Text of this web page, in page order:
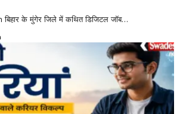
के मुंगेर जिले में कथित डिजिटल जॉब…